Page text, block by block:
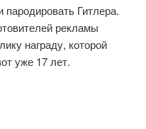
Гитлера.
рекламы
награду, которой
уже 17 лет.